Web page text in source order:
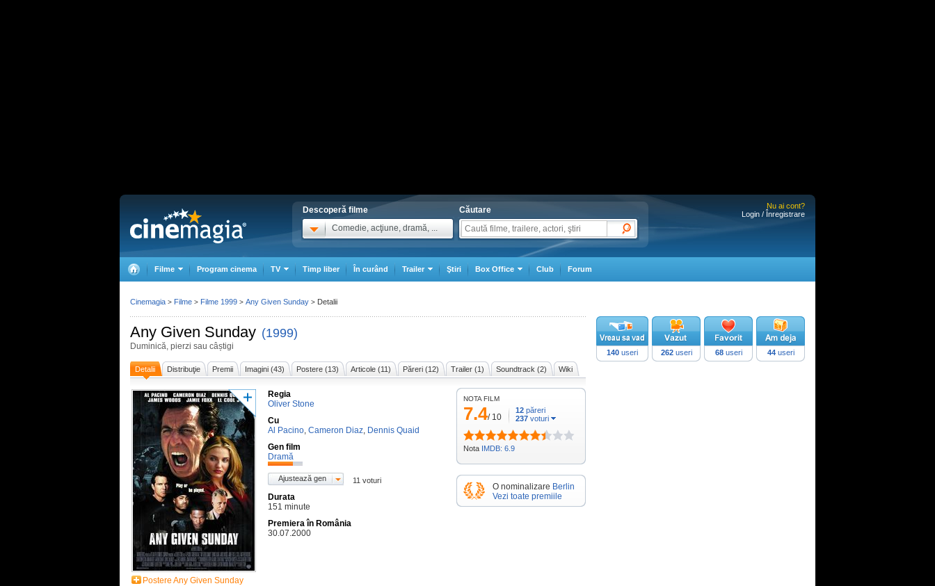
Descoperă filme
Comedie, acţiune, dramă, ...
Căutare
Nu ai cont?
Login / Înregistrare
Filme Program cinema TV Timp liber În curând Trailer Ştiri Box Office Club Forum
Any Given Sunday (1999)
Duminică, pierzi sau câștigi
Detalii Distribuţie Premii Imagini (43) Postere (13) Articole (11) Păreri (12) Trailer (1) Soundtrack (2) Wiki
Postere Any Given Sunday
Regia
Oliver Stone
Cu
Al Pacino, Cameron Diaz, Dennis Quaid
Gen film
Dramă
Ajustează gen 11 voturi
Durata
151 minute
Premiera în România
30.07.2000
NOTA FILM
7.4/ 10
12 păreri
237 voturi
Nota IMDB: 6.9
O nominalizare Berlin
Vezi toate premiile
140 useri 262useri 68useri 44useri
Cinemagia > Filme > Filme 1999 > Any Given Sunday > Detalii